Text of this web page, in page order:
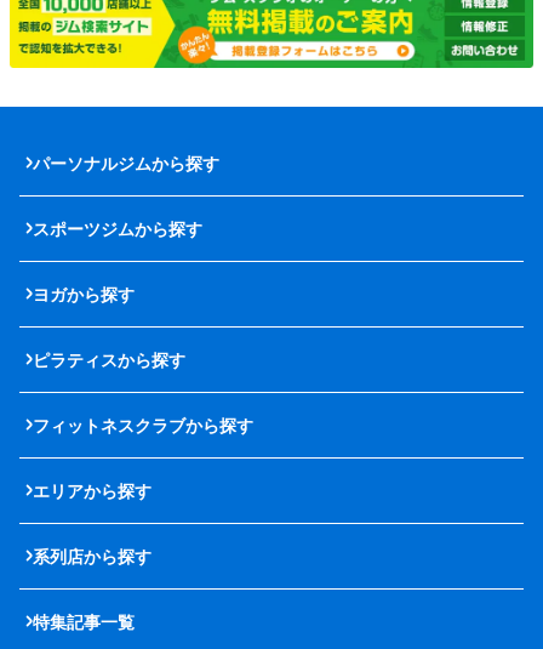
パーソナルジムから探す
スポーツジムから探す
ヨガから探す
ピラティスから探す
フィットネスクラブから探す
エリアから探す
系列店から探す
特集記事一覧